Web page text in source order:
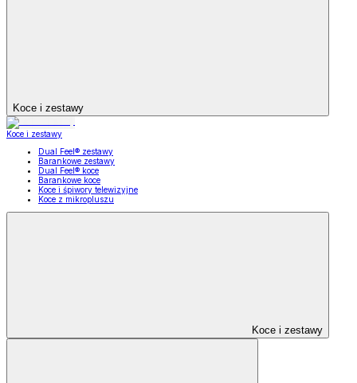
Koce i zestawy
Koce i zestawy
Dual Feel® zestawy
Barankowe zestawy
Dual Feel® koce
Barankowe koce
Koce i śpiwory telewizyjne
Koce z mikropluszu
Koce i zestawy